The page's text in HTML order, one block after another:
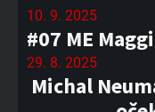
10. 9. 2025
#07 ME
29. 8. 2025
Michal